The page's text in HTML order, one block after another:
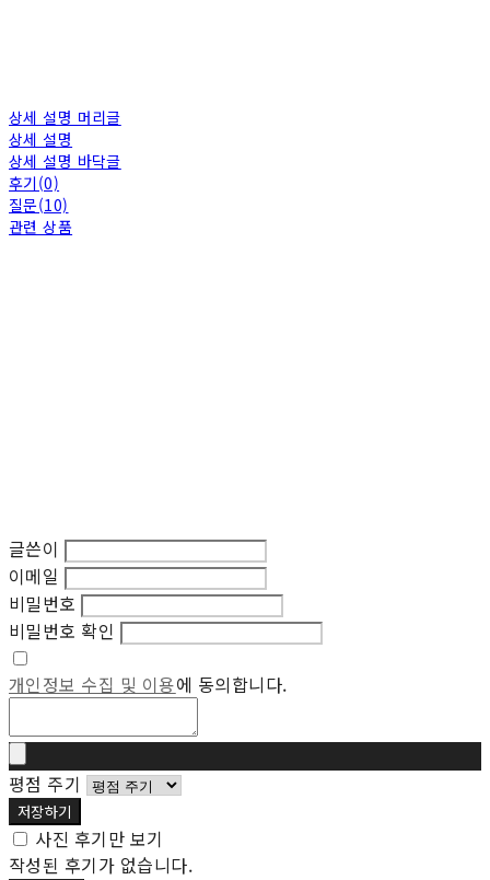
상세 설명 머리글
상세 설명
상세 설명 바닥글
후기(0)
질문(10)
관련 상품
글쓴이
이메일
비밀번호
비밀번호 확인
개인정보 수집 및 이용에 동의합니다.
평점 주기
저장하기
사진 후기만 보기
작성된 후기가 없습니다.